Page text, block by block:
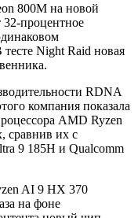
800M на новой
32-процентное
Night Raid новая
RDNA
компания показала
AMD Ryzen
сравнив их с
9 185H и Qualcomm
AI 9 HX 370
на фоне